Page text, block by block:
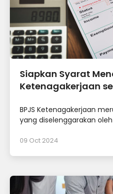
Siapkan Syarat
Ketenagakerjaan
BPJS Ketenagakerjaan
yang diselenggarakan
09 Oct 2024